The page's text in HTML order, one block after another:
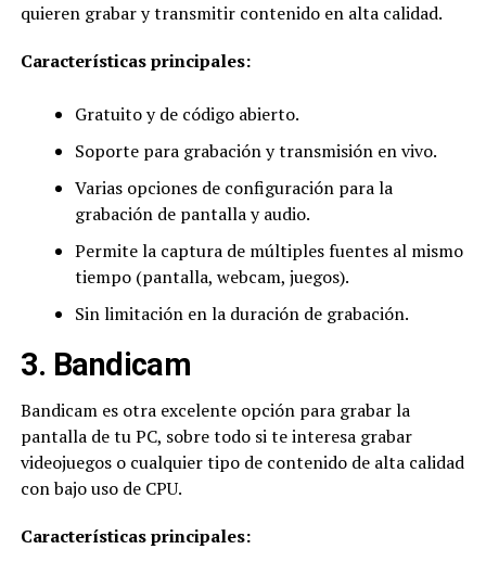
quieren grabar y transmitir contenido en alta calidad.
Características principales:
Gratuito y de código abierto.
Soporte para grabación y transmisión en vivo.
Varias opciones de configuración para la
grabación de pantalla y audio.
Permite la captura de múltiples fuentes al mismo
tiempo (pantalla, webcam, juegos).
Sin limitación en la duración de grabación.
3. Bandicam
Bandicam es otra excelente opción para grabar la
pantalla de tu PC, sobre todo si te interesa grabar
videojuegos o cualquier tipo de contenido de alta calidad
con bajo uso de CPU.
Características principales: